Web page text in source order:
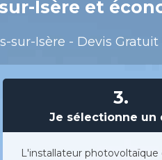
Isère et
sur-Isère - Devis Gratuit
3.
Je sélectionne un
L'installateur photovoltaïque